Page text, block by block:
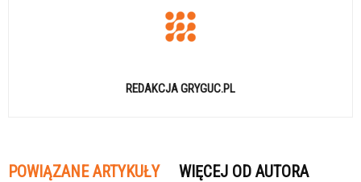
REDAKCJA GRYGUC.PL
POWIĄZANE ARTYKUŁY WIĘCEJ OD AUTORA